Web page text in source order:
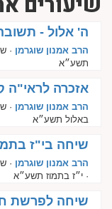
ה' אלול -
הרב אמנון שוגרמן ·
תשע״א
אזכרה לראי"ה
הרב אמנון שוגרמן ·
באלול תשע״א
שיחה בי"ז
הרב אמנון שוגרמן ·
· י״ז בתמוז תשע״א
שיחה לפרשת